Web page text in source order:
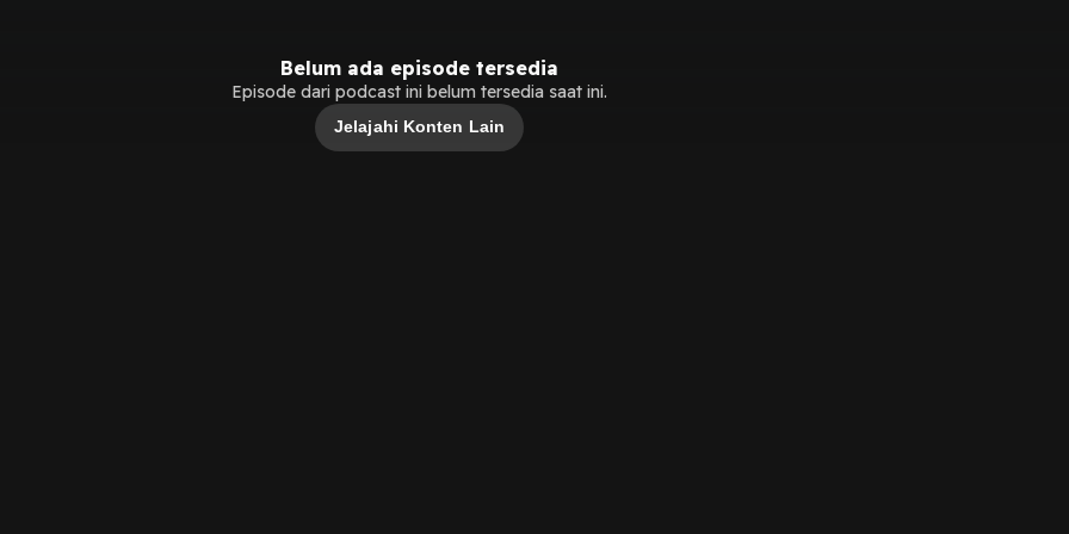
Belum ada episode tersedia
Episode dari podcast ini belum tersedia saat ini.
Jelajahi Konten Lain